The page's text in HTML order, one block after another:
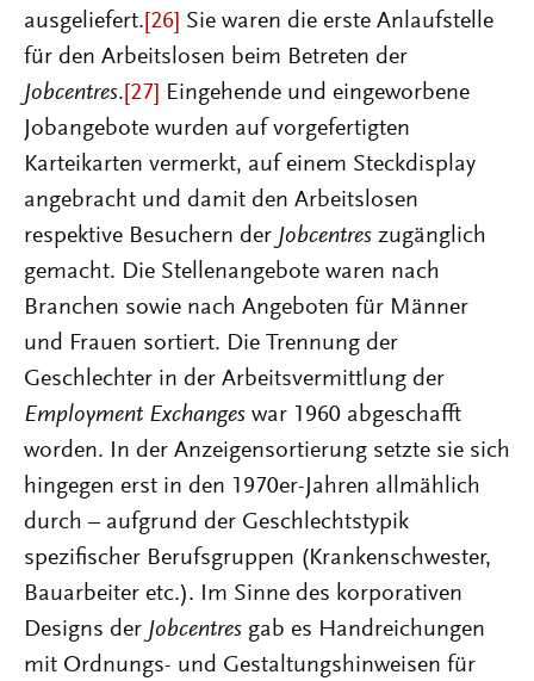
ausgeliefert. [26] Sie waren die erste Anlaufstelle
für den Arbeitslosen beim Betreten der
Jobcentres. [27]
Eingehende und eingeworbene
Jobangebote wurden auf vorgefertigten
Karteikarten vermerkt, auf einem Steckdisplay
angebracht und damit den Arbeitslosen
respektive Besuchern der Jobcentres zugänglich
gemacht. Die Stellenangebote waren nach
Branchen sowie nach Angeboten für Männer
und Frauen sortiert. Die Trennung der
Geschlechter in der Arbeitsvermittlung der
Employment Exchanges war 1960 abgeschafft
worden. In der Anzeigensortierung setzte sie sich
hingegen erst in den 1970er-Jahren allmählich
durch – aufgrund der Geschlechtstypik
spezifischer Berufsgruppen (Krankenschwester,
Bauarbeiter etc.). Im Sinne des korporativen
Designs der Jobcentres gab es Handreichungen
mit Ordnungs- und Gestaltungshinweisen für